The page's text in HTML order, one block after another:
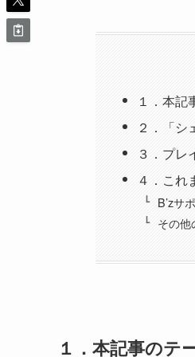
１．本記
２．「シ
３．プレ
４．これ
B’zサ
その他
１． 本記事のテ